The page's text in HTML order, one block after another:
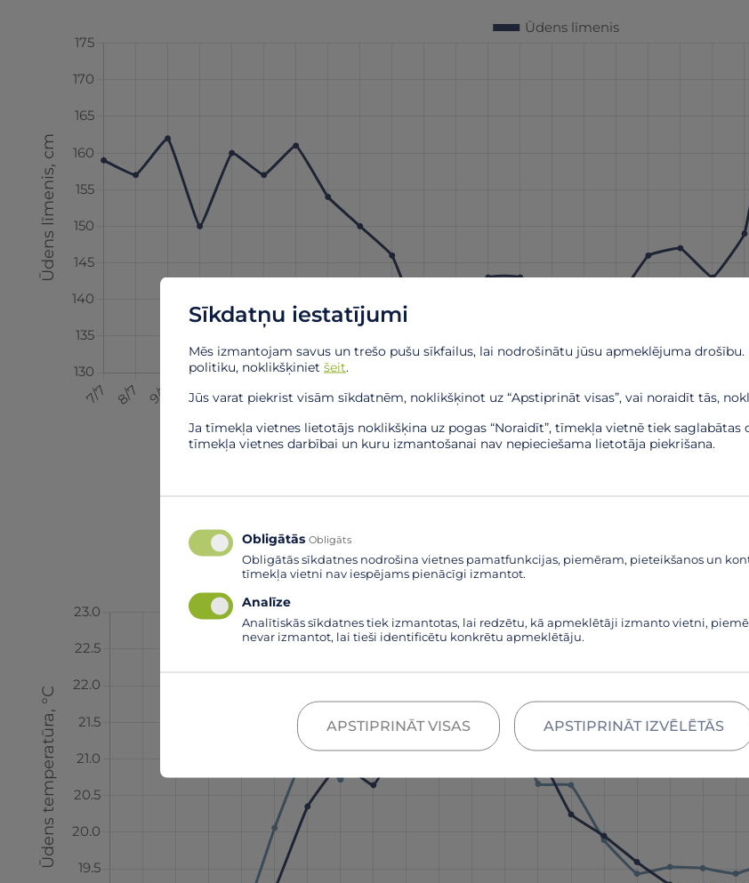
Sīkdatņu iestatījumi
Mēs izmantojam savus un trešo pušu sīkfailus, lai nodrošinātu jūsu apmeklējuma
politiku, noklikšķiniet šeit.
Jūs varat piekrist visām sīkdatnēm, noklikšķinot uz “Apstiprināt visas”, vai noraidīt tās,
Ja tīmekļa vietnes lietotājs noklikšķina uz pogas “Noraidīt”, tīmekļa vietnē tiek saglabātas
tīmekļa vietnes darbībai un kuru izmantošanai nav nepieciešama lietotāja piekrišana.
Obligātās Obligāts
Obligātās sīkdatnes nodrošina vietnes pamatfunkcijas, piemēram, pieteikšanos un
tīmekļa vietni nav iespējams pienācīgi izmantot.
Analīze
Analītiskās sīkdatnes tiek izmantotas, lai redzētu, kā apmeklētāji izmanto vietni,
nevar izmantot, lai tieši identificētu konkrētu apmeklētāju.
APSTIPRINĀT IZVĒLĒTĀS
APSTIPRINĀT VISAS